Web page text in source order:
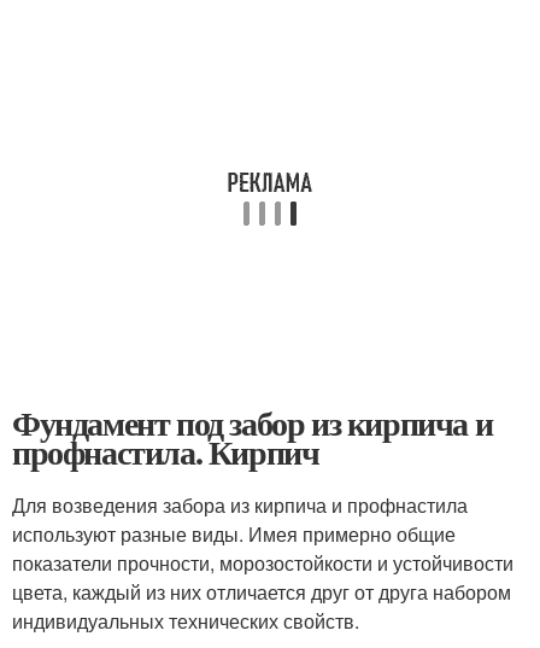
Фундамент под забор из кирпича и
профнастила. Кирпич
Для возведения забора из кирпича и профнастила
используют разные виды. Имея примерно общие
показатели прочности, морозостойкости и устойчивости
цвета, каждый из них отличается друг от друга набором
индивидуальных технических свойств.